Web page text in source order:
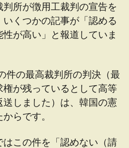
所が徴用工裁判の宣告を
くつかの記事が「認める
性が高い」と報道していま
件の最高裁判所の判決（最
が残っているとして高等
しました）は、韓国の憲
らです。
この件を「認めない（請